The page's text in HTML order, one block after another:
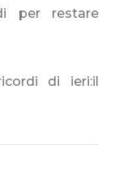
per restare
di ieri:il